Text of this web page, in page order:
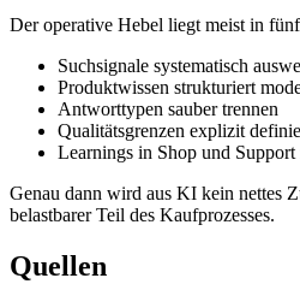
Der operative Hebel liegt meist in
Suchsignale systematisch
Produktwissen strukturiert
Antworttypen sauber trennen
Qualitätsgrenzen explizit
Learnings in Shop und Support
Genau dann wird aus KI kein nettes
belastbarer Teil des Kaufprozesses.
Quellen